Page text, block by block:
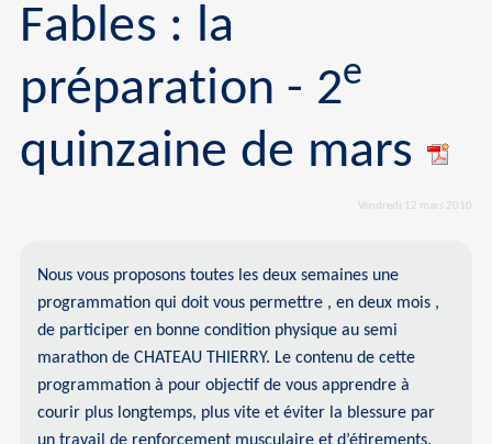
Fables : la
préparation - 2e
quinzaine de mars
Vendredi 12 mars 2010
Nous vous proposons toutes les deux semaines une
programmation qui doit vous permettre , en deux mois ,
de participer en bonne condition physique au semi
marathon de CHATEAU THIERRY. Le contenu de cette
programmation à pour objectif de vous apprendre à
courir plus longtemps, plus vite et éviter la blessure par